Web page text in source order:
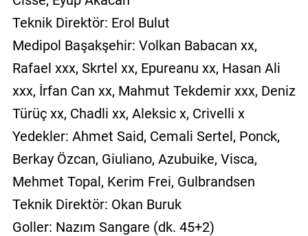
Teknik Direktör: Erol Bulut
Medipol Başakşehir: Volkan Babacan xx,
Rafael xxx, Skrtel xx, Epureanu xx, Hasan Ali
xxx, İrfan Can xx, Mahmut Tekdemir xxx, Deniz
Türüç xx, Chadli xx, Aleksic x, Crivelli x
Yedekler: Ahmet Said, Cemali Sertel, Ponck,
Berkay Özcan, Giuliano, Azubuike, Visca,
Mehmet Topal, Kerim Frei, Gulbrandsen
Teknik Direktör: Okan Buruk
Goller: Nazım Sangare (dk. 45+2)